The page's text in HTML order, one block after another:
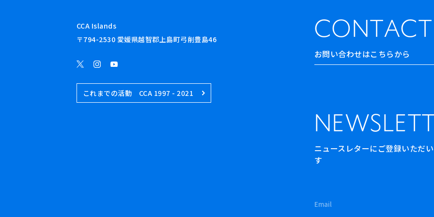
CONTACT
お問い合わせはこちらから
ニュースレターにご登録いただ
す
CCA Islands
〒794-2530 愛媛県越智郡上島町弓削豊島46
これまでの活動 CCA 1997 - 2021